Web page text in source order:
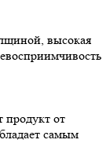
высокая
продукт от
самым